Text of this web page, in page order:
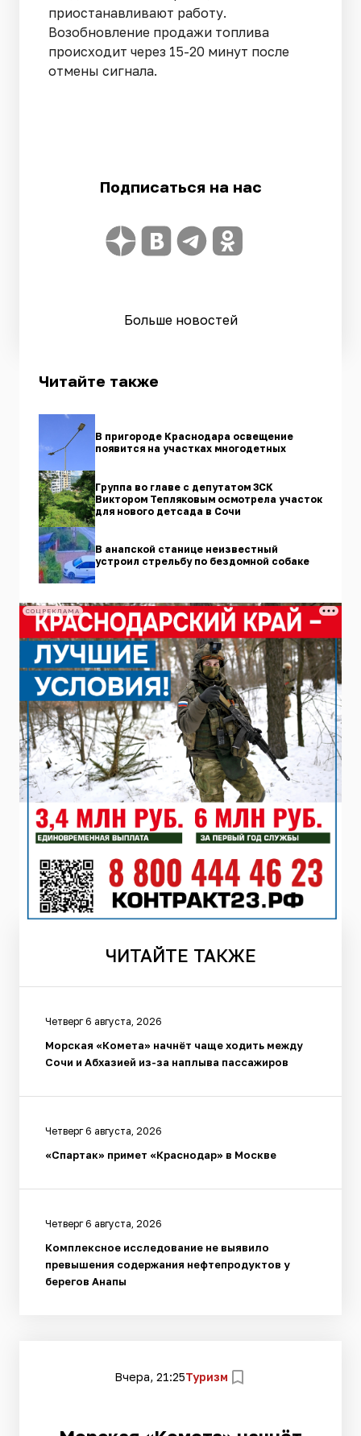
приостанавливают работу.
Возобновление продажи топлива
происходит через 15-20 минут после
отмены сигнала.
Подписаться на нас
Больше новостей
Читайте также
В пригороде Краснодара освещение
появится на участках многодетных
Группа во главе с депутатом ЗСК
Виктором Тепляковым осмотрела участок
для нового детсада в Сочи
В анапской станице неизвестный
устроил стрельбу по бездомной собаке
СОЦРЕКЛАМА
ЧИТАЙТЕ ТАКЖЕ
Четверг 6 августа, 2026
Морская «Комета» начнёт чаще ходить между
Сочи и Абхазией из-за наплыва пассажиров
Четверг 6 августа, 2026
«Спартак» примет «Краснодар» в Москве
Четверг 6 августа, 2026
Комплексное исследование не выявило
превышения содержания нефтепродуктов у
берегов Анапы
Вчера, 21:25Туризм